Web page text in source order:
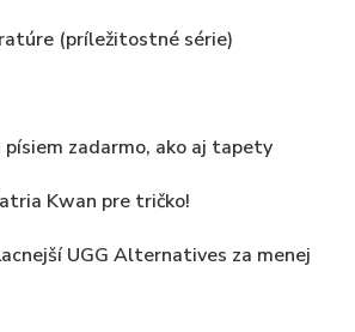
(príležitostné série)
písiem zadarmo, ako aj tapety
Kwan pre tričko!
UGG Alternatives za menej